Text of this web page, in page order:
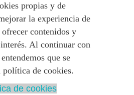
propias y de
la experiencia de
contenidos y
Al continuar con
que se
política de cookies.
de cookies